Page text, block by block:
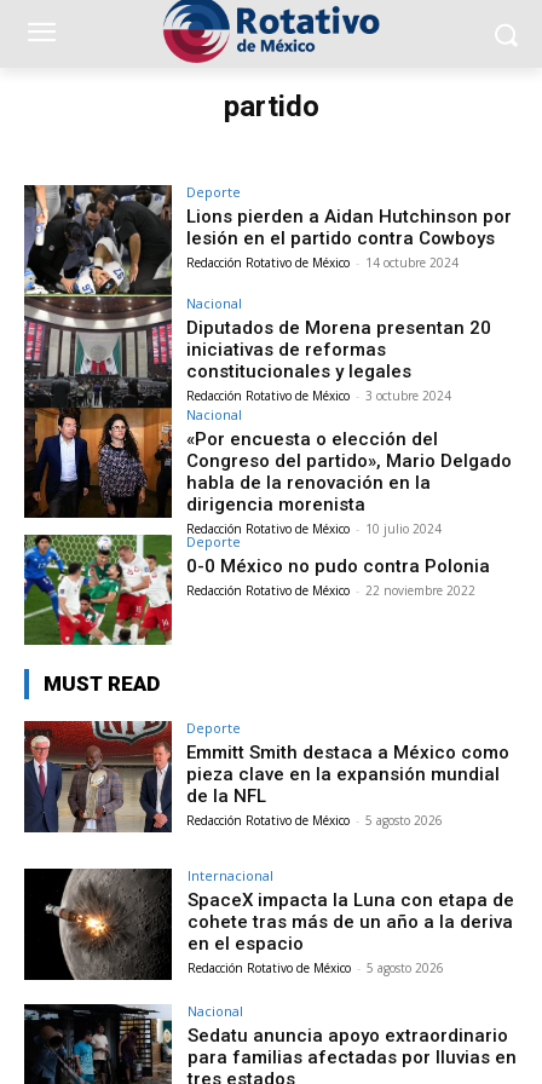
partido
Deporte
Lions pierden a Aidan Hutchinson por
lesión en el partido contra Cowboys
Redacción Rotativo de México - 14 octubre 2024
Nacional
Diputados de Morena presentan 20
iniciativas de reformas
constitucionales y legales
Redacción Rotativo de México - 3 octubre 2024
Nacional
«Por encuesta o elección del
Congreso del partido», Mario Delgado
habla de la renovación en la
dirigencia morenista
Redacción Rotativo de México - 10 julio 2024
Deporte
0-0 México no pudo contra Polonia
Redacción Rotativo de México - 22 noviembre 2022
MUST READ
Deporte
Emmitt Smith destaca a México como
pieza clave en la expansión mundial
de la NFL
Redacción Rotativo de México - 5 agosto 2026
Internacional
SpaceX impacta la Luna con etapa de
cohete tras más de un año a la deriva
en el espacio
Redacción Rotativo de México - 5 agosto 2026
Nacional
Sedatu anuncia apoyo extraordinario
para familias afectadas por lluvias en
tres estados